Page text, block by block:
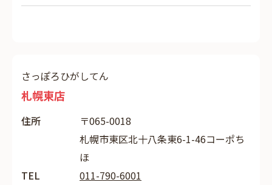
さっぽろひがしてん
札幌東店
住所
〒065-0018
札幌市東区北十八条東6-1-46コーポち
ほ
TEL
011-790-6001